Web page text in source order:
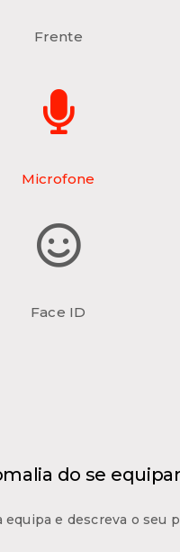
Frente
Microfone
Face ID
do se
e descreva o seu